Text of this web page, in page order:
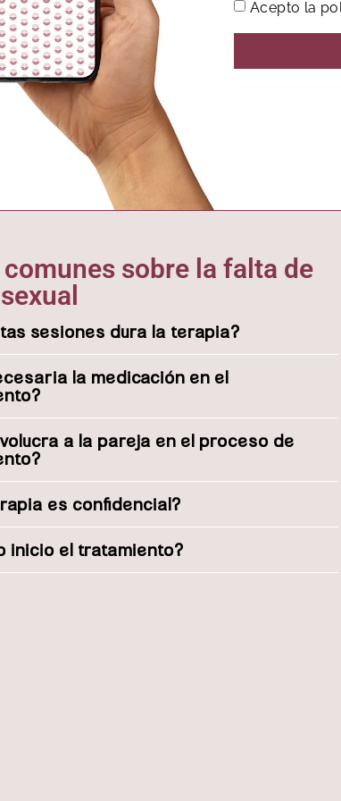
Acepto la
comunes sobre la falta de
sesiones dura la terapia?
la medicación en el
a la pareja en el proceso de
es confidencial?
inicio el tratamiento?